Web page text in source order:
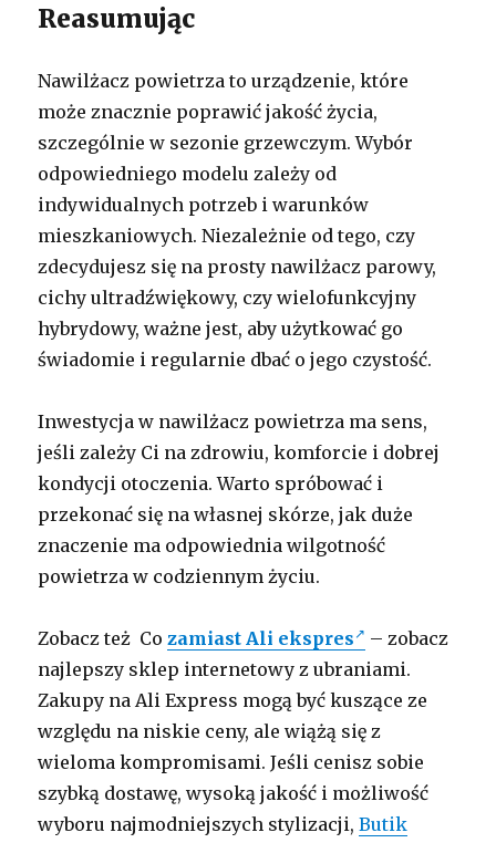
Reasumując
Nawilżacz powietrza to urządzenie, które
może znacznie poprawić jakość życia,
szczególnie w sezonie grzewczym. Wybór
odpowiedniego modelu zależy od
indywidualnych potrzeb i warunków
mieszkaniowych. Niezależnie od tego, czy
zdecydujesz się na prosty nawilżacz parowy,
cichy ultradźwiękowy, czy wielofunkcyjny
hybrydowy, ważne jest, aby użytkować go
świadomie i regularnie dbać o jego czystość.
Inwestycja w nawilżacz powietrza ma sens,
jeśli zależy Ci na zdrowiu, komforcie i dobrej
kondycji otoczenia. Warto spróbować i
przekonać się na własnej skórze, jak duże
znaczenie ma odpowiednia wilgotność
powietrza w codziennym życiu.
Zobacz też Cozamiast Ali ekspres
– zobacz
najlepszy sklep internetowy z ubraniami.
Zakupy na Ali Express mogą być kuszące ze
względu na niskie ceny, ale wiążą się z
wieloma kompromisami. Jeśli cenisz sobie
szybką dostawę, wysoką jakość i możliwość
wyboru najmodniejszych stylizacji,Butik